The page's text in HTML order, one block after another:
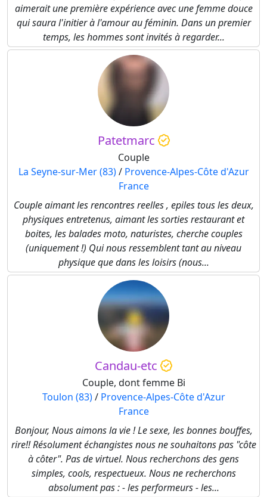
aimerait une première expérience avec une femme douce
qui saura l'initier à l'amour au féminin. Dans un premier
temps, les hommes sont invités à regarder...
Patetmarc
Couple
La Seyne-sur-Mer (83)/ Provence-Alpes-Côte d'Azur
France
Couple aimant les rencontres reelles , epiles tous les deux,
physiques entretenus, aimant les sorties restaurant et
boites, les balades moto, naturistes, cherche couples
(uniquement !) Qui nous ressemblent tant au niveau
physique que dans les loisirs (nous...
Candau-etc
Couple, dont femme Bi
Toulon (83)/ Provence-Alpes-Côte d'Azur
France
Bonjour, Nous aimons la vie ! Le sexe, les bonnes bouffes,
rire!! Résolument échangistes nous ne souhaitons pas "côte
à côter". Pas de virtuel. Nous recherchons des gens
simples, cools, respectueux. Nous ne recherchons
absolument pas : - les performeurs - les...